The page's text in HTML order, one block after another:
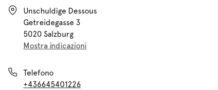
Unschuldige Dessous
Getreidegasse 3
5020 Salzburg
Mostra indicazioni
Telefono
+436645401226